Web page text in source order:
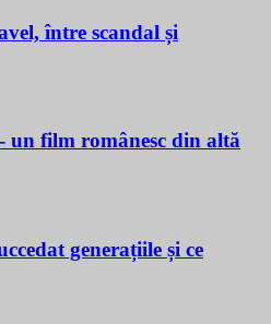
între scandal și
film românesc din altă
generațiile și ce